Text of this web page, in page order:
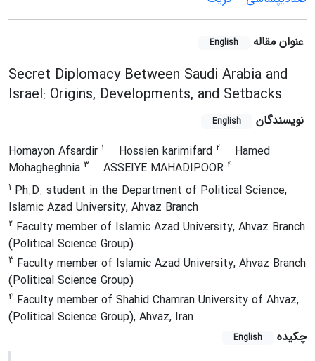
عنوان مقاله English
Secret Diplomacy Between Saudi Arabia and
Israel: Origins, Developments, and Setbacks
نویسندگان English
Homayon Afsardir 1 Hossien karimifard 2
Hamed
Mohagheghnia 3 ASSEIYE MAHADIPOOR 4
1 Ph.D. student in the Department of Political Science,
Islamic Azad University, Ahvaz Branch
2 Faculty member of Islamic Azad University, Ahvaz Branch
(Political Science Group)
3 Faculty member of Islamic Azad University, Ahvaz Branch
(Political Science Group)
4 Faculty member of Shahid Chamran University of Ahvaz,
(Political Science Group), Ahvaz, Iran
چکیده
English